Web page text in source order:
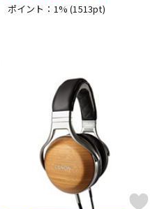
ポイント：1%(1513pt)